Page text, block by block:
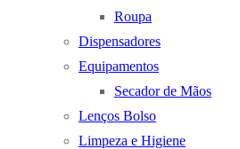
Roupa
Dispensadores
Equipamentos
Secador de Mãos
Lenços Bolso
Limpeza e Higiene